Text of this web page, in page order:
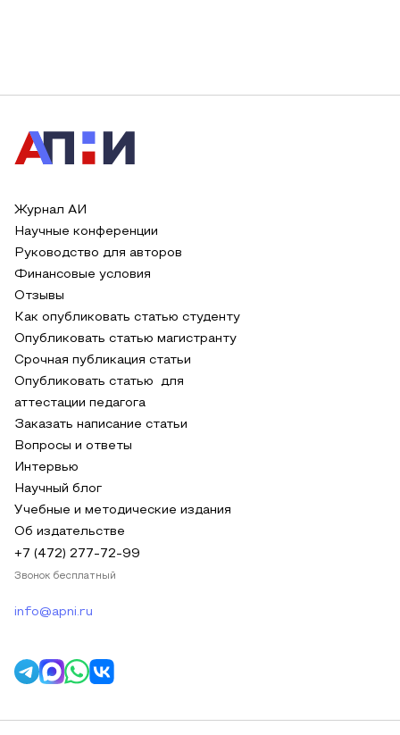
Журнал АИ
Научные конференции
Руководство для авторов
Финансовые условия
Отзывы
Как опубликовать статью студенту
Опубликовать статью магистранту
Срочная публикация статьи
Опубликовать статью для
аттестации педагога
Заказать написание статьи
Вопросы и ответы
Интервью
Научный блог
Учебные и методические издания
Об издательстве
+7 (472) 277-72-99
Звонок бесплатный
info@apni.ru